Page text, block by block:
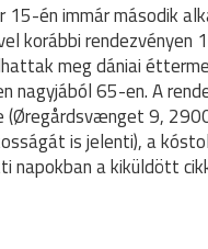
én immár második
korábbi
meg dániai
nagyjából 65-en. A
9,
is jelenti), a
napokban a kiküldött